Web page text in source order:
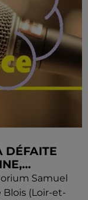
DÉFAITE
Samuel
(Loir-et-